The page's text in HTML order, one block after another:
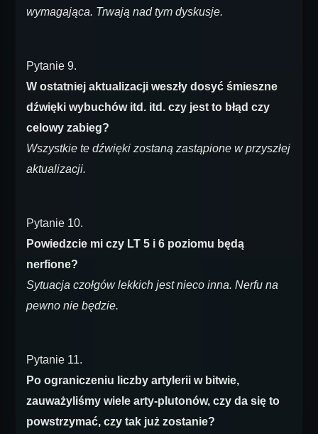
wymagająca. Trwają nad tym dyskusje.
Pytanie 9.
W ostatniej aktualizacji weszły dosyć śmieszne
dźwięki wybuchów itd. itd. czy jest to błąd czy
celowy zabieg?
Wszystkie te dźwięki zostaną zastąpione w przyszłej
aktualizacji.
Pytanie 10.
Powiedzcie mi czy LT 5 i 6 poziomu będą
nerfione?
Sytuacja czołgów lekkich jest nieco inna. Nerfu na
pewno nie będzie.
Pytanie 11.
Po ograniczeniu liczby artylerii w bitwie,
zauważyliśmy wiele arty-plutonów, czy da się to
powstrzymać, czy tak już zostanie?